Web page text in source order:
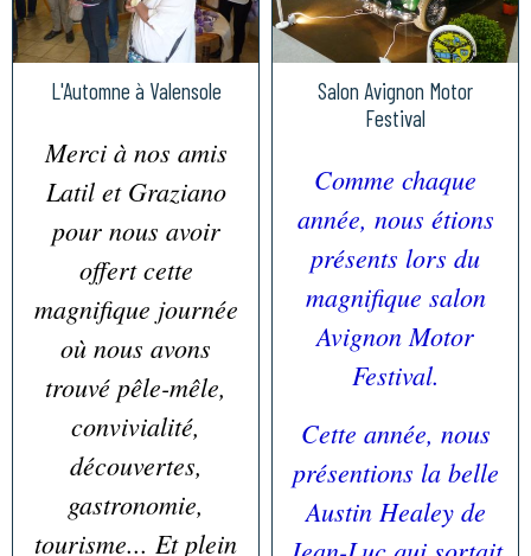
L'Automne à Valensole
Merci à nos amis
Latil et Graziano
pour nous avoir
offert cette
magnifique journée
où nous avons
trouvé pêle-mêle,
convivialité,
découvertes,
gastronomie,
tourisme... Et plein
Salon Avignon Motor
Festival
Comme chaque
année, nous étions
présents lors du
magnifique salon
Avignon Motor
Festival.
Cette année, nous
présentions la belle
Austin Healey de